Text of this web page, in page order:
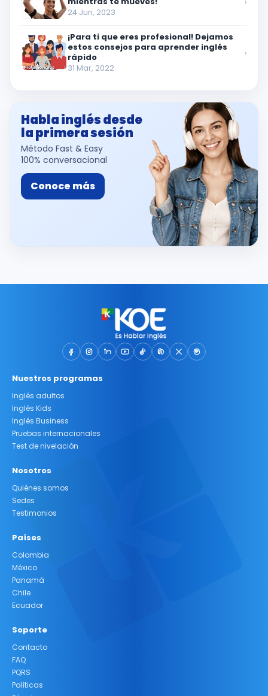
24 Jun, 2023
¡Para ti que eres profesional! Dejamos
estos consejos para aprender inglés
rápido
31 Mar, 2022
›
Habla inglés desde
la primera sesión
Método Fast & Easy
100% conversacional
Conoce más
Nuestros programas
Inglés adultos
Inglés Kids
Inglés Business
Pruebas internacionales
Test de nivelación
Nosotros
Quiénes somos
Sedes
Testimonios
Países
Colombia
México
Panamá
Chile
Ecuador
Soporte
Contacto
FAQ
PQRS
Políticas